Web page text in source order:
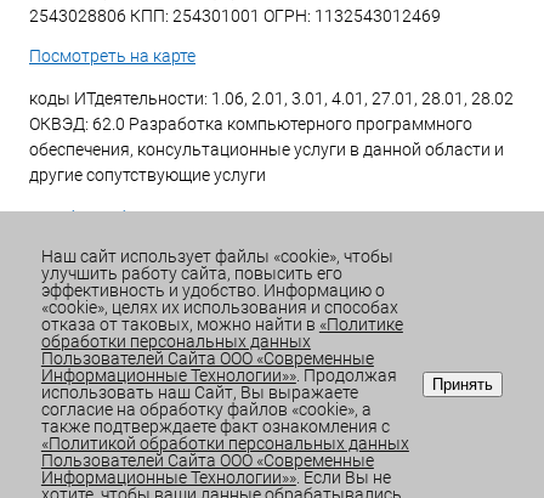
2543028806 КПП: 254301001 ОГРН: 1132543012469
Посмотреть на карте
коды ИТдеятельности: 1.06, 2.01, 3.01, 4.01, 27.01, 28.01, 28.02
ОКВЭД: 62.0 Разработка компьютерного программного
обеспечения, консультационные услуги в данной области и
другие сопутствующие услуги
Email:office@sitdv.ru
График работы Пн-Пт: с 9:00 до 18:00 Сб/Вс: Выходной
ИЗБРАННОЕ 0 КОРЗИНА
Наш сайт использует файлы «cookie», чтобы
улучшить работу сайта, повысить его
эффективность и удобство. Информацию о
«cookie», целях их использования и способах
отказа от таковых, можно найти в «Политике
обработки персональных данных
Пользователей Сайта ООО «Современные
Информационные Технологии»». Продолжая
использовать наш Сайт, Вы выражаете
согласие на обработку файлов «cookie», а
также подтверждаете факт ознакомления с
«Политикой обработки персональных данных
Пользователей Сайта ООО «Современные
Информационные Технологии»». Если Вы не
Принять